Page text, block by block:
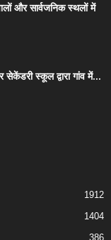
और सार्वजनिक स्थलों में
सेकेंडरी स्कूल द्वारा गांव में...
1912
1404
386